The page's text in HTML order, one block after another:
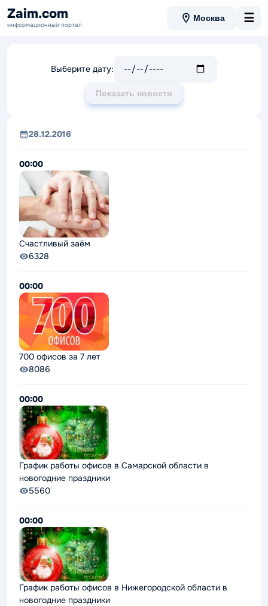
Zaim.com
информационный портал
Москва ☰
Лента новостей - страница 75
Выберите дату:
Показать новости
28.12.2016
00:00
Счастливый заём
6328
00:00
700 офисов за 7 лет
8086
00:00
График работы офисов в Самарской области в
новогодние праздники
5560
00:00
График работы офисов в Нижегородской области в
новогодние праздники